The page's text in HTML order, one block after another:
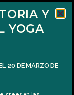
cosas
Y
YOGA
20 DE MARZO DE